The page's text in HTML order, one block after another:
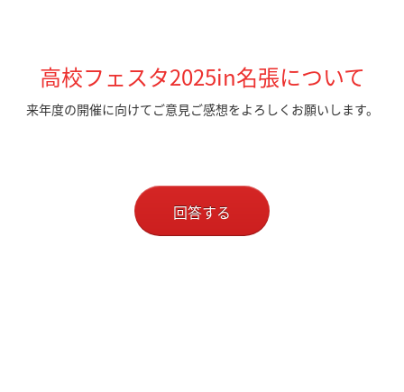
高校フェスタ2025in名張について
来年度の開催に向けてご意見ご感想をよろしくお願いします。
回答する